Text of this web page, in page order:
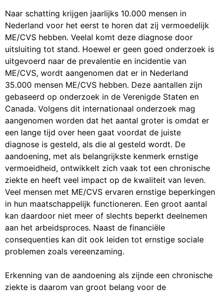
Naar schatting krijgen jaarlijks 10.000 mensen in
Nederland voor het eerst te horen dat zij vermoedelijk
ME/CVS hebben. Veelal komt deze diagnose door
uitsluiting tot stand. Hoewel er geen goed onderzoek is
uitgevoerd naar de prevalentie en incidentie van
ME/CVS, wordt aangenomen dat er in Nederland
35.000 mensen ME/CVS hebben. Deze aantallen zijn
gebaseerd op onderzoek in de Verenigde Staten en
Canada. Volgens dit internationaal onderzoek mag
aangenomen worden dat het aantal groter is omdat er
een lange tijd over heen gaat voordat de juiste
diagnose is gesteld, als die al gesteld wordt. De
aandoening, met als belangrijkste kenmerk ernstige
vermoeidheid, ontwikkelt zich vaak tot een chronische
ziekte en heeft veel impact op de kwaliteit van leven.
Veel mensen met ME/CVS ervaren ernstige beperkingen
in hun maatschappelijk functioneren. Een groot aantal
kan daardoor niet meer of slechts beperkt deelnemen
aan het arbeidsproces. Naast de financiële
consequenties kan dit ook leiden tot ernstige sociale
problemen zoals vereenzaming.
Erkenning van de aandoening als zijnde een chronische
ziekte is daarom van groot belang voor de